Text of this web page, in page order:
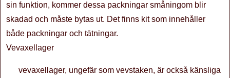
sin funktion, kommer dessa packningar småningom blir
skadad och måste bytas ut. Det finns kit som innehåller
både packningar och tätningar.
Vevaxellager
vevaxellager, ungefär som vevstaken, är också känsliga